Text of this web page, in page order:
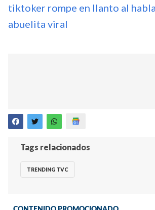
tiktoker rompe en llanto al
abuelita viral
Tags relacionados
TRENDING TVC